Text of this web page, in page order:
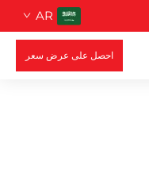
AR
احصل على عرض سعر